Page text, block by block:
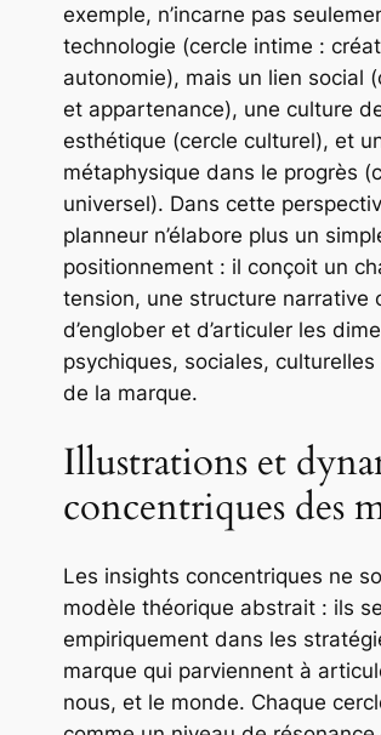
exemple, n’incarne pas
technologie (cercle intime :
autonomie), mais un lien social
et appartenance), une culture
esthétique (cercle culturel), et
métaphysique dans le progrès
universel). Dans cette
planneur n’élabore plus un
positionnement: il conçoit un
tension, une structure narrative
d’englober et d’articuler les
psychiques, sociales,
de la marque.
Illustrations et
concentriques des
Les insights concentriques ne
modèle théorique abstrait : ils
empiriquement dans les
marque qui parviennent à
nous, et le monde. Chaque